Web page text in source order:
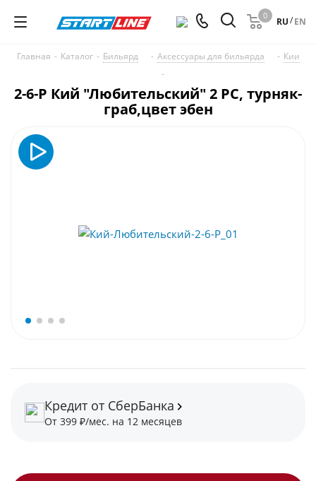
0
RU/EN
Главная - Каталог - Бильярд - Аксессуары для бильярда - Кии
-
2-6-Р Кий "Любительский" 2 РС, турняк-
граб,цвет эбен
Кредит от СберБанка
От 399 ₽/мес. на 12 месяцев